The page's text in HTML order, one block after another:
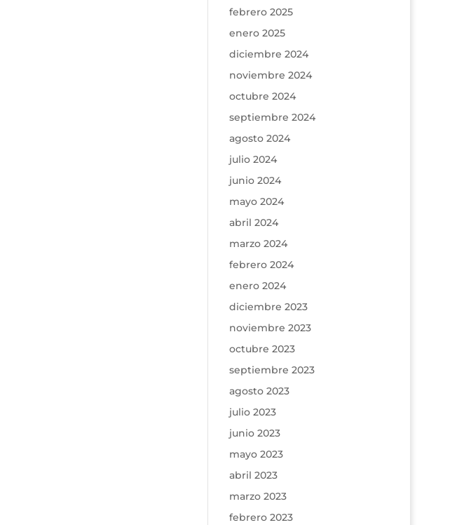
febrero 2025
enero 2025
diciembre 2024
noviembre 2024
octubre 2024
septiembre 2024
agosto 2024
julio 2024
junio 2024
mayo 2024
abril 2024
marzo 2024
febrero 2024
enero 2024
diciembre 2023
noviembre 2023
octubre 2023
septiembre 2023
agosto 2023
julio 2023
junio 2023
mayo 2023
abril 2023
marzo 2023
febrero 2023